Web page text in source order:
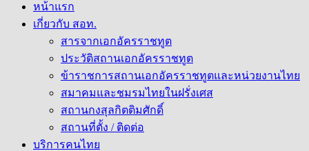
หน้าแรก
เกี่ยวกับ สอท.
สารจากเอกอัครราชทูต
ประวัติสถานเอกอัครราชทูต
ข้าราชการสถานเอกอัครราชทูตและหน่วยงานไทย
สมาคมและชมรมไทยในฝรั่งเศส
สถานกงสุลกิตติมศักดิ์
สถานที่ตั้ง / ติดต่อ
บริการคนไทย